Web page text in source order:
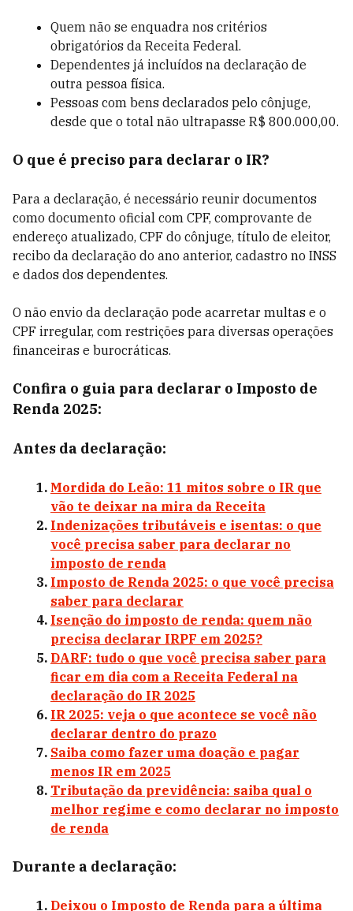
Quem não se enquadra nos critérios
obrigatórios da Receita Federal.
Dependentes já incluídos na declaração de
outra pessoa física.
Pessoas com bens declarados pelo cônjuge,
desde que o total não ultrapasse R$ 800.000,00.
O que é preciso para declarar o IR?
Para a declaração, é necessário reunir documentos
como documento oficial com CPF, comprovante de
endereço atualizado, CPF do cônjuge, título de eleitor,
recibo da declaração do ano anterior, cadastro no INSS
e dados dos dependentes.
O não envio da declaração pode acarretar multas e o
CPF irregular, com restrições para diversas operações
financeiras e burocráticas.
Confira o guia para declarar o Imposto de
Renda 2025:
Antes da declaração:
Mordida do Leão: 11 mitos sobre o IR que
vão te deixar na mira da Receita
Indenizações tributáveis e isentas: o que
você precisa saber para declarar no
imposto de renda
Imposto de Renda 2025: o que você precisa
saber para declarar
Isenção do imposto de renda: quem não
precisa declarar IRPF em 2025?
DARF: tudo o que você precisa saber para
ficar em dia com a Receita Federal na
declaração do IR 2025
IR 2025: veja o que acontece se você não
declarar dentro do prazo
Saiba como fazer uma doação e pagar
menos IR em 2025
Tributação da previdência: saiba qual o
melhor regime e como declarar no imposto
de renda
Durante a declaração:
Deixou o Imposto de Renda para a última